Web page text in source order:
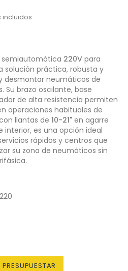
incluidos
semiautomática 220V para
solución práctica, robusta y
desmontar neumáticos de
Su brazo oscilante, base
de alta resistencia permiten
operaciones habituales de
llantas de 10-21" en agarre
interior, es una opción ideal
rápidos y centros que
su zona de neumáticos sin
PRESUPUESTAR